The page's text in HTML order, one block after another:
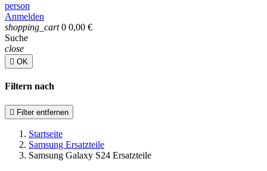
person
Anmelden
shopping_cart 0 0,00 €
Suche
close
 OK
Filtern nach
 Filter entfernen
Startseite
Samsung Ersatzteile
Samsung Galaxy S24 Ersatzteile